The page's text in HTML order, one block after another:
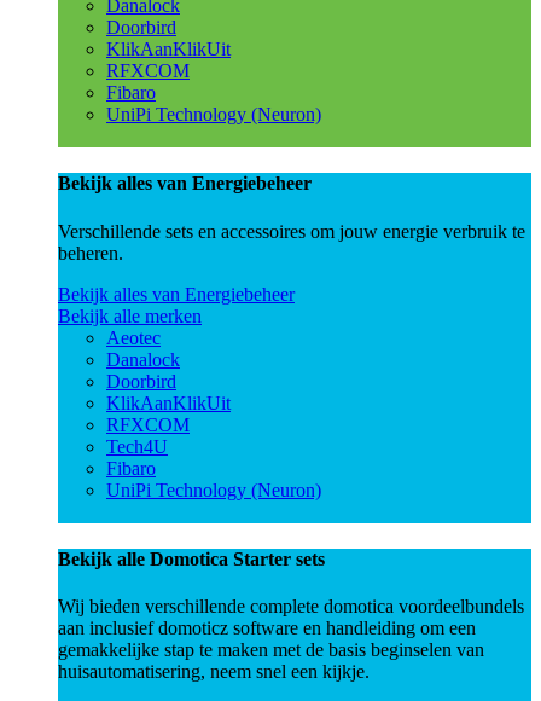
Danalock
Doorbird
KlikAanKlikUit
RFXCOM
Fibaro
UniPi Technology (Neuron)
Bekijk alles van Energiebeheer
Verschillende sets en accessoires om jouw energie verbruik te
beheren.
Bekijk alles van Energiebeheer
Bekijk alle merken
Aeotec
Danalock
Doorbird
KlikAanKlikUit
RFXCOM
Tech4U
Fibaro
UniPi Technology (Neuron)
Bekijk alle Domotica Starter sets
Wij bieden verschillende complete domotica voordeelbundels
aan inclusief domoticz software en handleiding om een
gemakkelijke stap te maken met de basis beginselen van
huisautomatisering, neem snel een kijkje.